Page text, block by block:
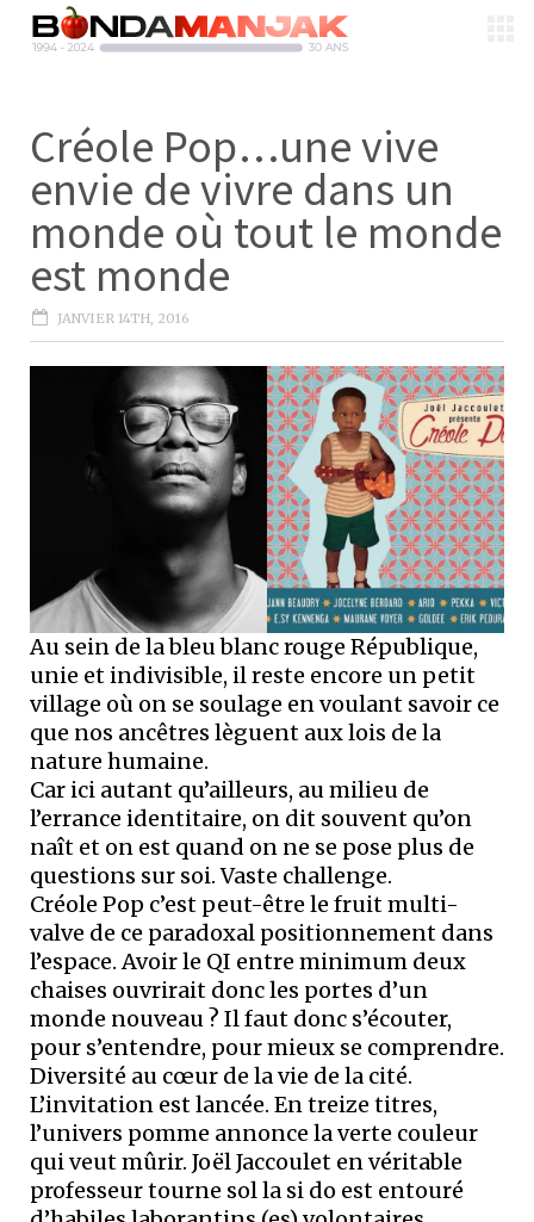
Créole Pop…une vive
envie de vivre dans un
monde où tout le monde
est monde
JANVIER 14TH, 2016
Au sein de la bleu blanc rouge République,
unie et indivisible, il reste encore un petit
village où on se soulage en voulant savoir ce
que nos ancêtres lèguent aux lois de la
nature humaine.
Car ici autant qu’ailleurs, au milieu de
l’errance identitaire, on dit souvent qu’on
naît et on est quand on ne se pose plus de
questions sur soi. Vaste challenge.
Créole Pop c’est peut-être le fruit multi-
valve de ce paradoxal positionnement dans
l’espace. Avoir le QI entre minimum deux
chaises ouvrirait donc les portes d’un
monde nouveau ? Il faut donc s’écouter,
pour s’entendre, pour mieux se comprendre.
Diversité au cœur de la vie de la cité.
L’invitation est lancée. En treize titres,
l’univers pomme annonce la verte couleur
qui veut mûrir. Joël Jaccoulet en véritable
professeur tourne sol la si do est entouré